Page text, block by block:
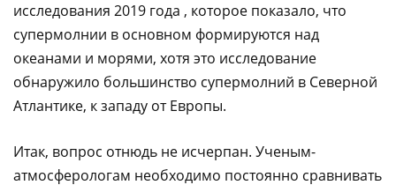
исследования 2019 года , которое показало, что
супермолнии в основном формируются над
океанами и морями, хотя это исследование
обнаружило большинство супермолний в Северной
Атлантике, к западу от Европы.
Итак, вопрос отнюдь не исчерпан. Ученым-
атмосферологам необходимо постоянно сравнивать